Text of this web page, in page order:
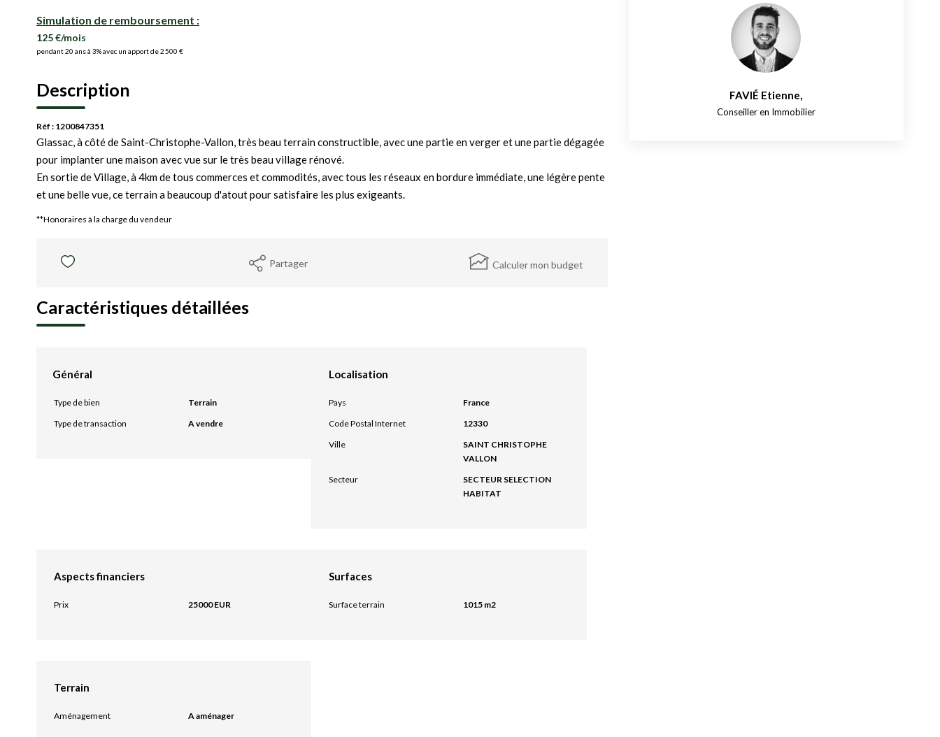
Simulation de remboursement :
125 €/mois
pendant 20 ans à 3% avec un apport de 2 500 €
Description
Réf : 1200847351
Glassac, à côté de Saint-Christophe-Vallon, très beau terrain constructible, avec une partie en verger et une partie dégagée
pour implanter une maison avec vue sur le très beau village rénové.
En sortie de Village, à 4km de tous commerces et commodités, avec tous les réseaux en bordure immédiate, une légère pente
et une belle vue, ce terrain a beaucoup d'atout pour satisfaire les plus exigeants.
**Honoraires à la charge du vendeur
Partager Calculer mon budget
Caractéristiques détaillées
Général
Type de bien
Terrain
Type de transaction
A vendre
Localisation
Pays
France
Code Postal Internet
12330
Ville
SAINT CHRISTOPHE
VALLON
Secteur
SECTEUR SELECTION
HABITAT
Aspects financiers
Prix 25000 EUR
Surfaces
Surface terrain 1015 m2
Terrain
Aménagement A aménager
FAVIÉ Etienne,
Conseiller en Immobilier